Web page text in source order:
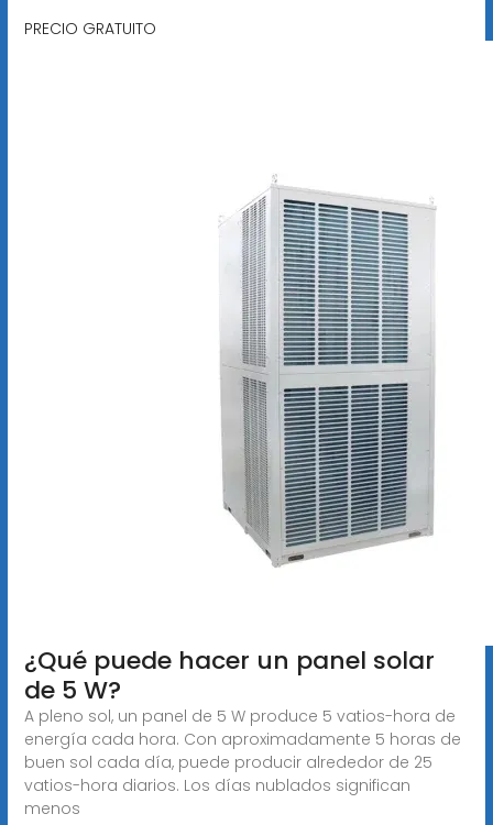
PRECIO GRATUITO
¿Qué puede hacer un panel solar
de 5 W?
A pleno sol, un panel de 5 W produce 5 vatios-hora de
energía cada hora. Con aproximadamente 5 horas de
buen sol cada día, puede producir alrededor de 25
vatios-hora diarios. Los días nublados significan
menos